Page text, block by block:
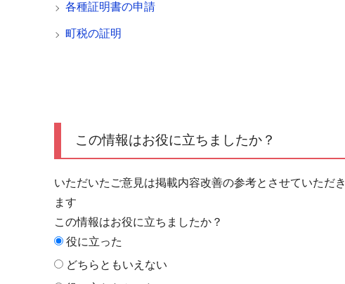
各種証明書の申請
町税の証明
この情報はお役に立ちましたか？
いただいたご意見は掲載内容改善の参考とさせていただき
ます
この情報はお役に立ちましたか？
役に立った
どちらともいえない